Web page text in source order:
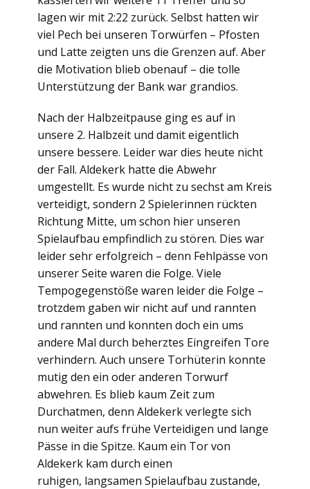
lagen wir mit 2:22 zurück. Selbst hatten wir
viel Pech bei unseren Torwürfen – Pfosten
und Latte zeigten uns die Grenzen auf. Aber
die Motivation blieb obenauf – die tolle
Unterstützung der Bank war grandios.
Nach der Halbzeitpause ging es auf in
unsere 2. Halbzeit und damit eigentlich
unsere bessere. Leider war dies heute nicht
der Fall. Aldekerk hatte die Abwehr
umgestellt. Es wurde nicht zu sechst am Kreis
verteidigt, sondern 2 Spielerinnen rückten
Richtung Mitte, um schon hier unseren
Spielaufbau empfindlich zu stören. Dies war
leider sehr erfolgreich – denn Fehlpässe von
unserer Seite waren die Folge. Viele
Tempogegenstöße waren leider die Folge –
trotzdem gaben wir nicht auf und rannten
und rannten und konnten doch ein ums
andere Mal durch beherztes Eingreifen Tore
verhindern. Auch unsere Torhüterin konnte
mutig den ein oder anderen Torwurf
abwehren. Es blieb kaum Zeit zum
Durchatmen, denn Aldekerk verlegte sich
nun weiter aufs frühe Verteidigen und lange
Pässe in die Spitze. Kaum ein Tor von
Aldekerk kam durch einen
ruhigen, langsamen Spielaufbau zustande,